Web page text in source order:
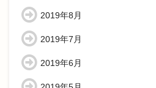
2019年8月
2019年7月
2019年6月